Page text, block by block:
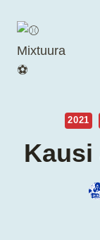
sisältöön
2021
Kausi